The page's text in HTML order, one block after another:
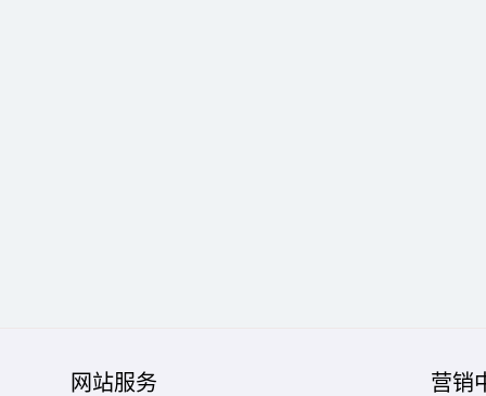
网站服务 营销